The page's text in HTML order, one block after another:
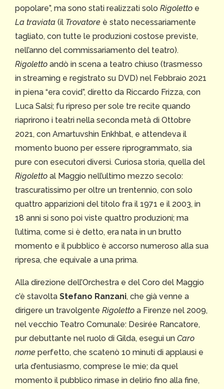
popolare”, ma sono stati realizzati solo Rigoletto e
La traviata (il Trovatore è stato necessariamente
tagliato, con tutte le produzioni costose previste,
nell’anno del commissariamento del teatro).
Rigoletto andò in scena a teatro chiuso (trasmesso
in streaming e registrato su DVD) nel Febbraio 2021
in piena “era covid”, diretto da Riccardo Frizza, con
Luca Salsi; fu ripreso per sole tre recite quando
riaprirono i teatri nella seconda metà di Ottobre
2021, con Amartuvshin Enkhbat, e attendeva il
momento buono per essere riprogrammato, sia
pure con esecutori diversi. Curiosa storia, quella del
Rigoletto al Maggio nell’ultimo mezzo secolo:
trascuratissimo per oltre un trentennio, con solo
quattro apparizioni del titolo fra il 1971 e il 2003, in
18 anni si sono poi viste quattro produzioni; ma
l’ultima, come si è detto, era nata in un brutto
momento e il pubblico è accorso numeroso alla sua
ripresa, che equivale a una prima.
Alla direzione dell’Orchestra e del Coro del Maggio
c’è stavolta Stefano Ranzani, che già venne a
dirigere un travolgente Rigoletto a Firenze nel 2009,
nel vecchio Teatro Comunale: Desirée Rancatore,
pur debuttante nel ruolo di Gilda, eseguì un Caro
nome perfetto, che scatenò 10 minuti di applausi e
urla d’entusiasmo, comprese le mie; da quel
momento il pubblico rimase in delirio fino alla fine,